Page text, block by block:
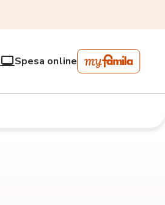
Spesa online